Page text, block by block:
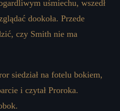
uśmiechu, wszedł
dookoła. Przede
czy Smith nie ma
siedział na fotelu bokiem,
i czytał Proroka.